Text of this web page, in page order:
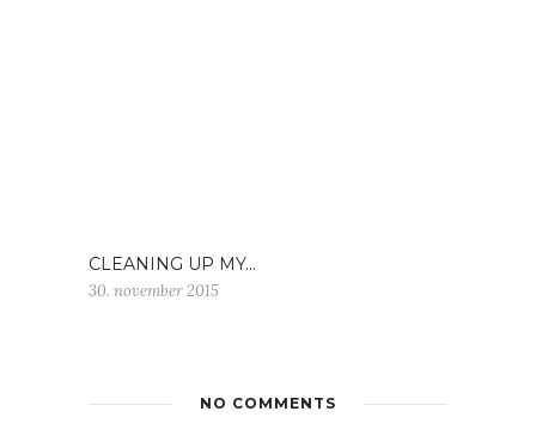
CLEANING UP MY…
30. november 2015
NO COMMENTS